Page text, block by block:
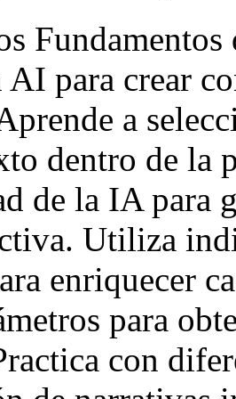
para crear
a
dentro de la
de la IA para
Utiliza
enriquecer
para
con